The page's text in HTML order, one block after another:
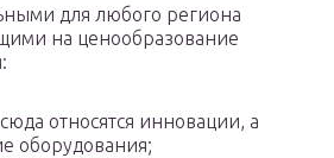
для любого региона
на ценообразование
относятся инновации, а
оборудования;